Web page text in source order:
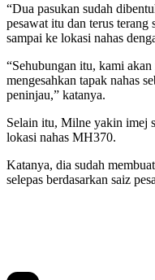
“Dua pasukan sudah
pesawat itu dan terus
sampai ke lokasi nahas
“Sehubungan itu, kami
mengesahkan tapak nahas
peninjau,” katanya.
Selain itu, Milne yakin imej
lokasi nahas MH370.
Katanya, dia sudah
selepas berdasarkan saiz